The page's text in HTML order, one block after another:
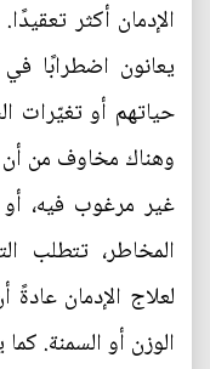
الإدمان أكثر
يعانون اضطرابًا
حياتهم أو تغيّرات
غير مرغوب فيه،
لعلاج الإدمان
الوزن أو السمنة.